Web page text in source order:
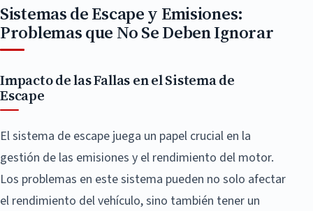
Sistemas de Escape y Emisiones:
Problemas que No Se Deben Ignorar
Impacto de las Fallas en el Sistema de
Escape
El sistema de escape juega un papel crucial en la
gestión de las emisiones y el rendimiento del motor.
Los problemas en este sistema pueden no solo afectar
el rendimiento del vehículo, sino también tener un